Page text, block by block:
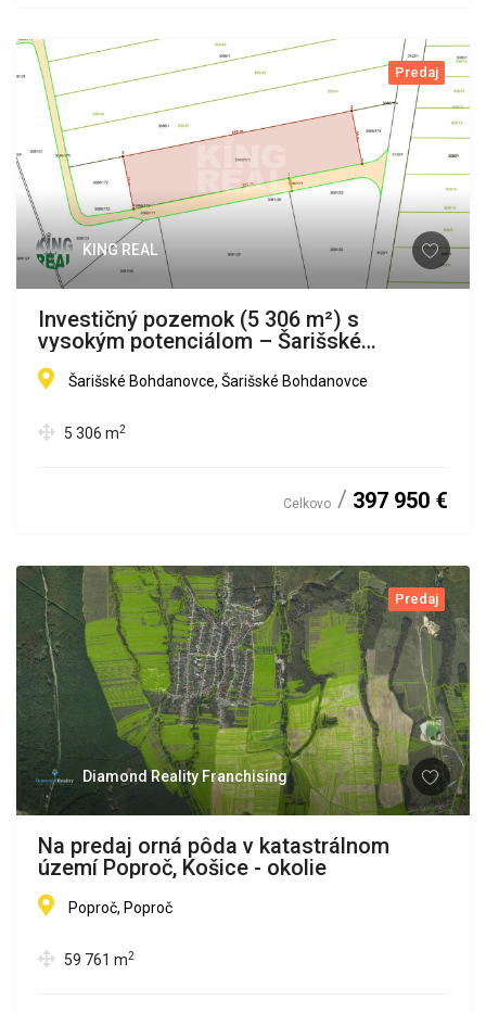
Predaj
KING REAL
Investičný pozemok (5 306 m²) s
vysokým potenciálom – Šarišské
Bohdanovce
Šarišské Bohdanovce, Šarišské Bohdanovce
5 306 m2
Celkovo 397 950 €
Predaj
Diamond Reality Franchising
Na predaj orná pôda v katastrálnom
území Poproč, Košice - okolie
Poproč, Poproč
59 761 m2